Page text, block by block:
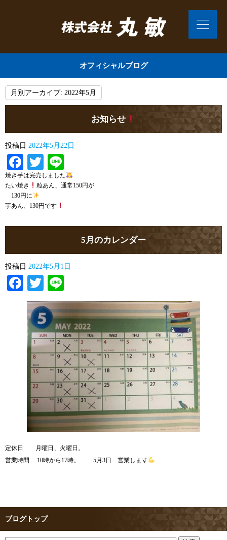
オフィシャルブログ
月別アーカイブ: 2022年5月
お知らせ
投稿日 2022年5月22日
Facebook
Twitter
焼き芋は完売しました
たい焼き
粒あん、通常150円が
130円に
芋あん、130円です
5月のカレンダー
投稿日 2022年5月1日
Facebook
Twitter
定休日 月曜日、火曜日。
営業時間 10時から17時。 5月3日 営業します
ブログトップ